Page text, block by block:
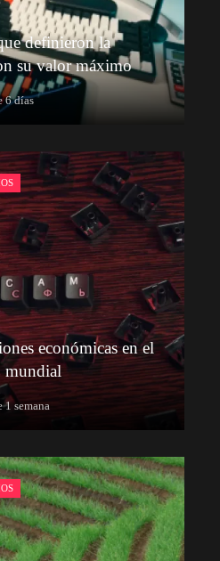
definieron la
su valor máximo
6 días
económicas en el
mundial
1 semana